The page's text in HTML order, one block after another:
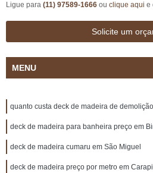
Ligue para (11) 97589-1666 ou clique aqui e
Solicite um
MENU
quanto custa deck de madeira de
deck de madeira para banheira preço em
deck de madeira cumaru em São Miguel
deck de madeira preço por metro em